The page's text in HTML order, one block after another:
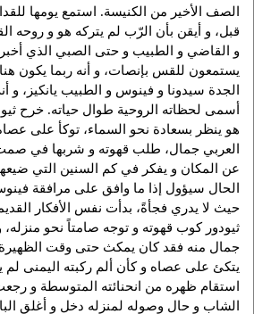
الصف الأخير من الكنيسة. استمع يومها
قبل، و أيقن بأن الرّب لم يتركه هو و
و القاضي و الطبيب و حتى الصبي الذي
يستمعون للقس بإنصات، و أنه ربما يكون
الجدة سيدونا و فينوس و الطبيب يانكيز، و
أسمى لحظاته الروحية طوال حياته. خرح
هو ينظر بسعادة نحو السماء، توكأ على
العربي جمال، طلب قهوته و شربها في صمت
عن المكان و يفكر في كم السنين التي
الحال سيؤول إذا ما وافق علی مرافقة
حيث لا يدري فجأةً، بدأت نفس الأفكار
ثيودور كوب قهوته و توجه صامتاً نحو منزله،
جمال منه فقد كان يمكث حتى وقت
يتكئ على عصاه و كأن ألم ركبته اليمنى
استقام ظهره من انحنائته المتوسطة و
الشاب و حال وصوله لمنزله دخل و أغلق